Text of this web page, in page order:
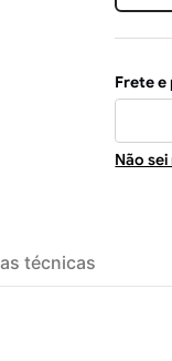
Não sei
técnicas